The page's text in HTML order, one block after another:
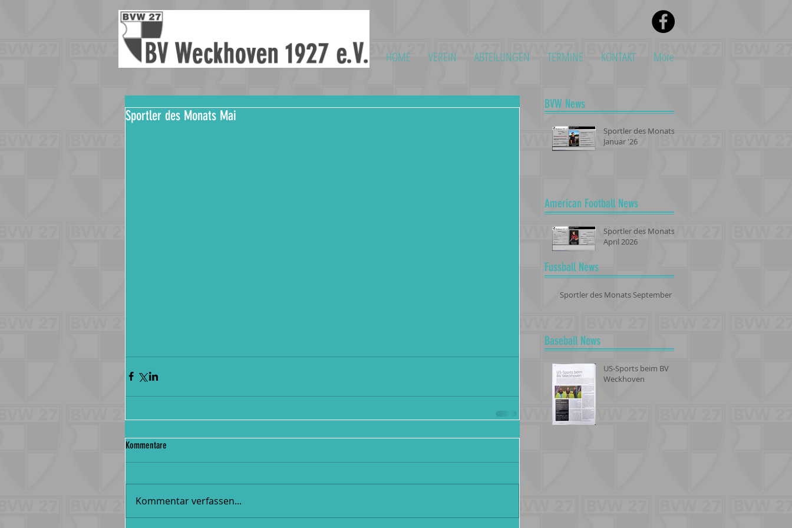
HOME VEREIN ABTEILUNGEN TERMINE KONTAKT More
Sportler des Monats Mai
Kommentare
Kommentar verfassen...
BVW News
Sportler des Monats -
Januar '26
American Football News
Sportler des Monats -
April 2026
Fussball News
Sportler des Monats September
Baseball News
US-Sports beim BV
Weckhoven